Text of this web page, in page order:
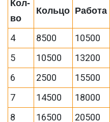
Кол-
во
Кольцо Работа
4 8500 10500
5
10500 13200
6
2500 15500
7
14500 18000
8
16500 20500